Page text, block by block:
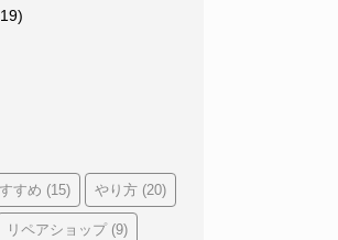
すめ (15) やり方 (20)
リペアショップ(9)